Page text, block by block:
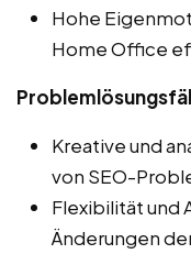
Hohe
Home Office
Kreative und
von SEO-
Flexibilität und
Änderungen